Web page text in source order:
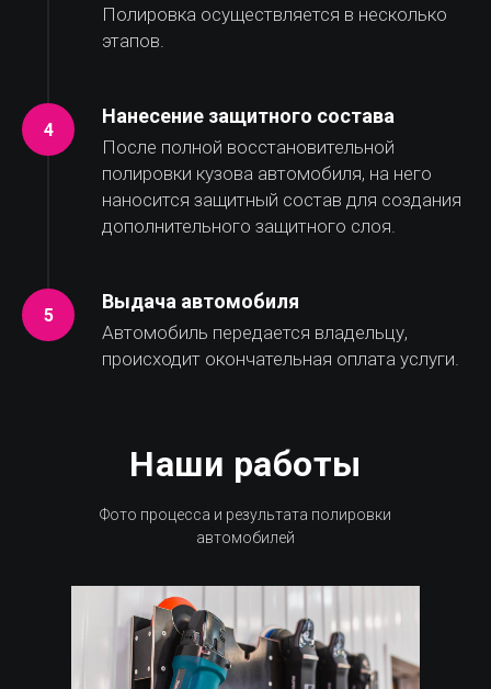
Полировка осуществляется в несколько
этапов.
Нанесение защитного состава
После полной восстановительной
полировки кузова автомобиля, на него
наносится защитный состав для создания
дополнительного защитного слоя.
Выдача автомобиля
Автомобиль передается владельцу,
происходит окончательная оплата услуги.
Наши работы
Фото процесса и результата полировки
автомобилей